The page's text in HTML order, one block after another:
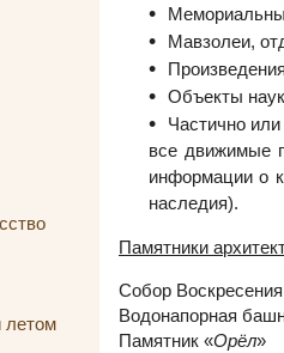
летом
Мавзолеи,
Объекты
Частично
все движимые
информации о
наследия).
Памятники
Собор
Водонапорная
Памятник «Орёл»